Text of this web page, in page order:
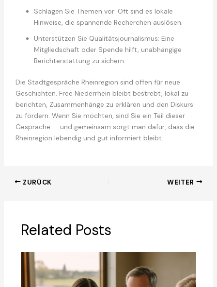
Schlagen Sie Themen vor: Oft sind es lokale
Hinweise, die spannende Recherchen auslösen.
Unterstützen Sie Qualitätsjournalismus: Eine
Mitgliedschaft oder Spende hilft, unabhängige
Berichterstattung zu sichern.
Die Stadtgespräche Rheinregion sind offen für neue
Geschichten. Free Niederrhein bleibt bestrebt, lokal zu
berichten, Zusammenhänge zu erklären und den Diskurs
zu fördern. Wenn Sie möchten, sind Sie ein Teil dieser
Gespräche — und gemeinsam sorgt man dafür, dass die
Rheinregion lebendig und gut informiert bleibt.
ZURÜCK WEITER
Related Posts